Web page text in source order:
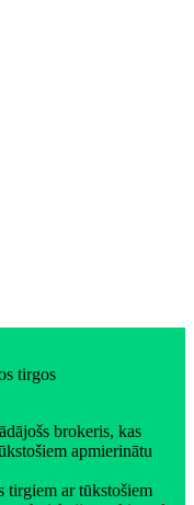
tirgos
brokeris, kas
apmierinātu
tirgiem ar tūkstošiem